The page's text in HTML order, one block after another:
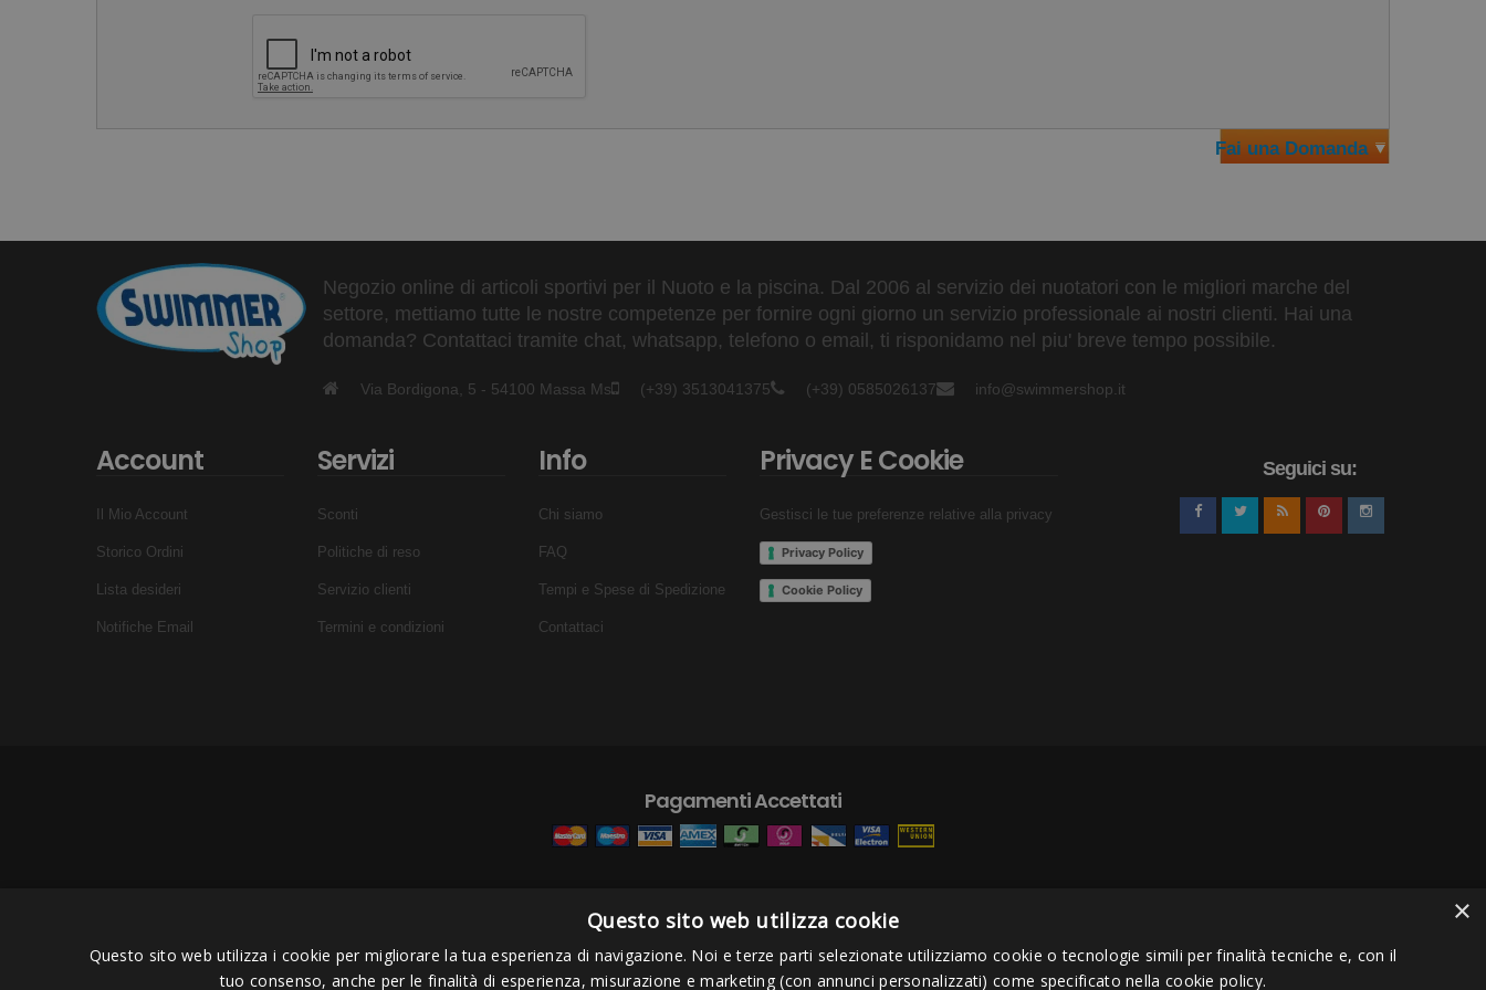
Fai una Domanda
Negozio online di articoli sportivi per il Nuoto e la piscina. Dal 2006 al servizio dei nuotatori con le migliori marche del
settore, mettiamo tutte le nostre competenze per fornire ogni giorno un servizio professionale ai nostri clienti. Hai una
domanda? Contattaci tramite chat, whatsapp, telefono o email, ti risponidamo nel piu' breve tempo possibile.
Via Bordigona, 5 - 54100 Massa Ms (+39) 3513041375 (+39) 0585026137 info@swimmershop.it
Account
Il Mio Account
Storico Ordini
Lista desideri
Notifiche Email
Servizi
Sconti
Politiche di reso
Servizio clienti
Termini e condizioni
Info
Chi siamo
FAQ
Tempi e Spese di Spedizione
Contattaci
Privacy E Cookie
Gestisci le tue preferenze relative alla privacy
Privacy Policy
Cookie Policy
Seguici su:
Pagamenti Accettati
Copyright © 2006 - 2023 - - Via Bordigona, 5 - 54100 Massa MS - Tel 0585026137 - P.IVA 01151030457 - REA MS 117168
×
Questo sito web utilizza cookie
Questo sito web utilizza i cookie per migliorare la tua esperienza di navigazione. Noi e terze parti selezionate utilizziamo cookie o tecnologie simili per finalità tecniche e, con il
tuo consenso, anche per le finalità di esperienza, misurazione e marketing (con annunci personalizzati) come specificato nella cookie policy.